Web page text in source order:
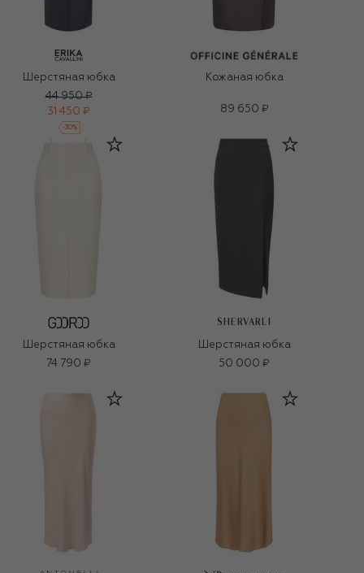
Шерстяная юбка
44 950 ₽
31 450 ₽
-30%
Кожаная юбка
89 650 ₽
Шерстяная юбка
74 790 ₽
SHERVARLI
Шерстяная юбка
50 000 ₽